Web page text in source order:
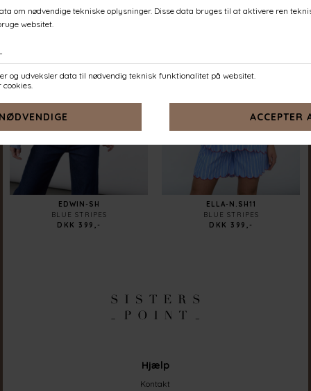
EDWIN-SH
BLUE STRIPES
DKK 399,-
ELLA-N.SH11
BLUE STRIPES
DKK 399,-
Hjælp
Kontakt